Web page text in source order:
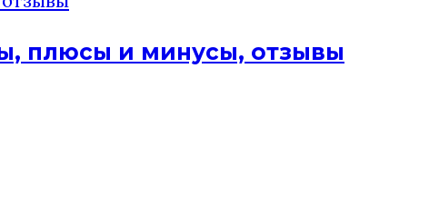
плюсы и минусы, отзывы